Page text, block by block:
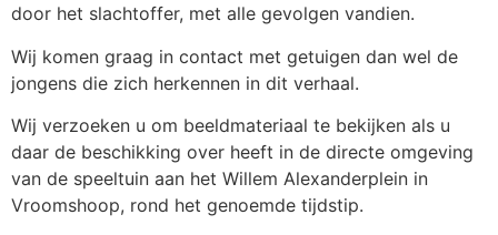
door het slachtoffer, met alle gevolgen vandien.
Wij komen graag in contact met getuigen dan wel de
jongens die zich herkennen in dit verhaal.
Wij verzoeken u om beeldmateriaal te bekijken als u
daar de beschikking over heeft in de directe omgeving
van de speeltuin aan het Willem Alexanderplein in
Vroomshoop, rond het genoemde tijdstip.